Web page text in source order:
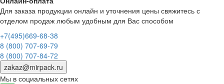
Для заказа продукции онлайн и уточнения цены свяжитесь с
отделом продаж любым удобным для Вас способом
+7(495)669-68-38
8 (800) 707-69-79
8 (800) 707-84-72
zakaz@mirpack.ru
Мы в социальных сетях